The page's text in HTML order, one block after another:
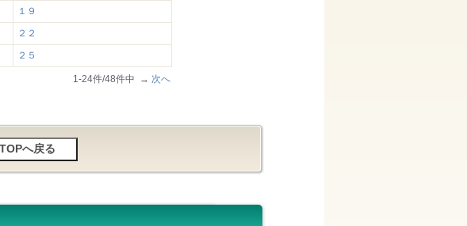
１９
２２
２５
1-24件/48件中 → 次へ